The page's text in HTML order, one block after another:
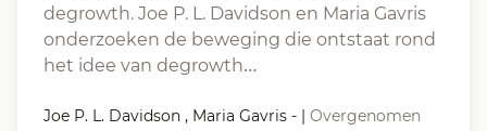
degrowth. Joe P. L. Davidson en Maria Gavris
onderzoeken de beweging die ontstaat rond
het idee van degrowth…
Joe P. L. Davidson , Maria Gavris - | Overgenomen